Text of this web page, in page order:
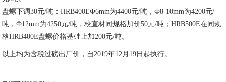
盘螺下调30元/吨：HRB400EФ6mm为4400元/吨，Ф8-10mm为4200元/
吨，Ф12mm为4250元/吨，校直材同规格加价50元/吨；HRB500E在同规
格HRB400E盘螺价格基础上加200元/吨。
以上均为含税过磅出厂价，自2019年12月19日起执行。